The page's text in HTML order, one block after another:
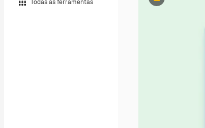
Todas as ferramentas Premium